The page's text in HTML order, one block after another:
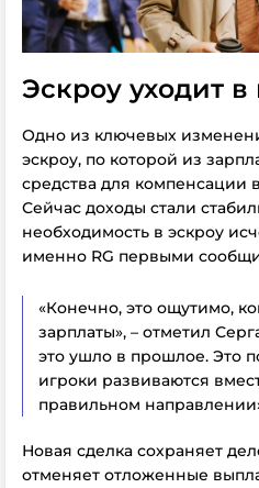
Эскроу уходит
Одно из ключевых
эскроу, по которой из
средства для компенсации
Сейчас доходы стали
необходимость в эскроу
именно RG первыми
«Конечно, это ощутимо,
зарплаты», – отметил
это ушло в прошлое. Это
игроки развиваются
правильном
Новая сделка сохраняет
отменяет отложенные